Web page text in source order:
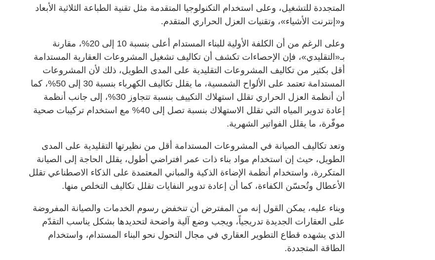
المتجددة للتشغيل، وعلى استخدام التكنولوجيا المتقدمة مثل تقنية الطباعة الثلاثية الأبعاد
و«إنترنت الأشياء»، وتقنيات العزل الحراري المتقدم.
وعلى الرغم من أن الكلفة الأولية للبناء المستدام أعلى بنسبة 10 إلى 20%، مقارنة
بـ«التقليدي»، فإن الإحصاءات تكشف أن تكاليف تشغيل المشروعات العقارية المستدامة
أقل بكثير من تكاليف المشروعات التقليدية على المدى الطويل، ذلك لأن المشروعات
المستدامة تعتمد على الألواح الشمسية، ما يقلل تكاليف الكهرباء بنسبة 30 إلى 50%، كما
أن أنظمة العزل الحراري تقلل استهلاك التكييف بنسبة تتجاوز 30%، إلى جانب أنظمة
إعادة تدوير المياه التي تقلل الاستهلاك بنسبة تصل إلى 40% مع استخدام تركيبات صحية
موفّرة، ما يقلل الفواتير الشهرية.
وتعد تكاليف الصيانة في المشروعات المستدامة أقل من نظيرتها التقليدية على المدى
الطويل، حيث إن استخدام مواد بناء ذات عمر افتراضي أطول، يقلل الحاجة إلى الصيانة
المتكررة، واستخدام أنظمة الإضاءة الذكية والمباني المعتمدة على الذكاء الاصطناعي تقلل
الأعطال وتُحسّن الكفاءة، كما أن إعادة تدوير النفايات تقلل تكاليف التخلص منها.
وبناء عليه، يمكن القول إنه من المفترض أن تنخفض رسوم الخدمات والصيانة المفروضة
على العقارات الجديدة تدريجياً، ويجب وضع آلية واضحة لتحديدها بشكل يناسب التقدّم
الذي يشهده قطاع التطوير العقاري في مجال التحول نحو البناء المستدام، واستخدام
الطاقة المتجددة.